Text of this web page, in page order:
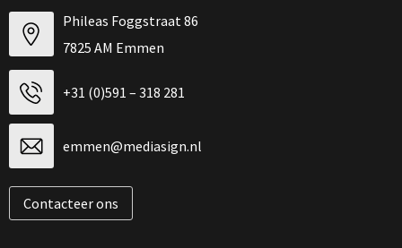
Phileas Foggstraat 86
7825 AM Emmen
+31 (0)591 – 318 281
emmen@mediasign.nl
Contacteer ons